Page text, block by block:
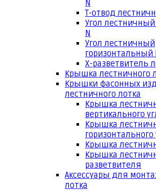
N
Т-отвод
Угол
N
Угол лестничный
горизонтальный
Х-разветвитель
Крышка лестничного
Крышки фасонных
лестничного лотка
Крышка
вертикального
Крышка
горизонтального
Крышка
Крышка
разветвителя
Аксессуары для
лотка